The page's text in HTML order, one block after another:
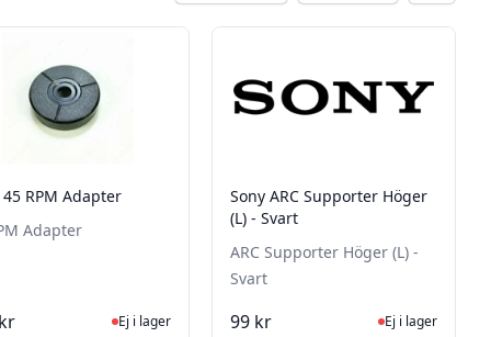
för senaste status
45 RPM Adapter
Adapter
Ej i lager, besök produktsidan för senaste status
Ej i lager
Sony ARC Supporter Höger
(L) - Svart
ARC Supporter Höger (L) -
Svart
99 kr Ej i lager, besök
Ej i lager